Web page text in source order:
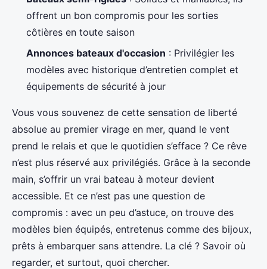
offrent un bon compromis pour les sorties
côtières en toute saison
Annonces bateaux d'occasion : Privilégier les
modèles avec historique d’entretien complet et
équipements de sécurité à jour
Vous vous souvenez de cette sensation de liberté
absolue au premier virage en mer, quand le vent
prend le relais et que le quotidien s’efface ? Ce rêve
n’est plus réservé aux privilégiés. Grâce à la seconde
main, s’offrir un vrai bateau à moteur devient
accessible. Et ce n’est pas une question de
compromis : avec un peu d’astuce, on trouve des
modèles bien équipés, entretenus comme des bijoux,
prêts à embarquer sans attendre. La clé ? Savoir où
regarder, et surtout, quoi chercher.